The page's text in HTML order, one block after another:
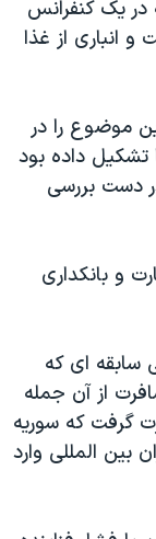
در یک کنفرانس
انباری از غذا
موضوع را در
تشکیل داده بود
دست بررسی
و بانکداری
سابقه ای که
از آن جمله
گرفت که سوریه
بین المللی وارد